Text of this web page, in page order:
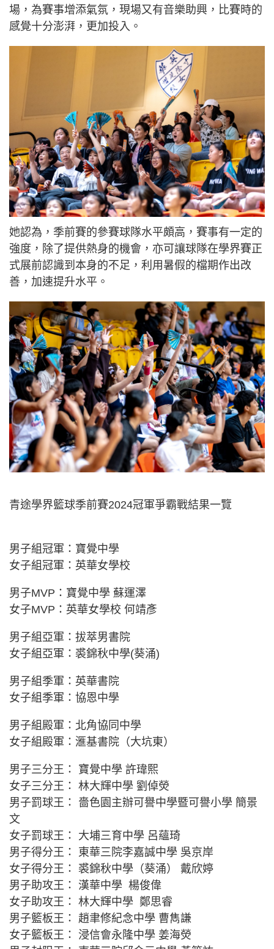
場，為賽事增添氣氛，現場又有音樂助興，比賽時的
感覺十分澎湃，更加投入。
她認為，季前賽的參賽球隊水平頗高，賽事有一定的
強度，除了提供熱身的機會，亦可讓球隊在學界賽正
式展前認識到本身的不足，利用暑假的檔期作出改
善，加速提升水平。
青途學界籃球季前賽2024冠軍爭霸戰結果一覽
男子組冠軍：寶覺中學
女子組冠軍：英華女學校
男子MVP：寶覺中學 蘇運澤
女子MVP：英華女學校 何靖彥
男子組亞軍：拔萃男書院
女子組亞軍：裘錦秋中學(葵涌)
男子組季軍：英華書院
女子組季軍：協恩中學
男子組殿軍：北角協同中學
女子組殿軍：滙基書院（大坑東）
男子三分王： 寶覺中學 許瑋熙
女子三分王： 林大輝中學 劉倬熒
男子罰球王： 嗇色園主辦可譽中學暨可譽小學 簡景
文
女子罰球王： 大埔三育中學 呂蘊琦
男子得分王： 東華三院李嘉誠中學 吳京岸
女子得分王： 裘錦秋中學（葵涌） 戴欣婷
男子助攻王： 漢華中學 楊俊偉
女子助攻王： 林大輝中學 鄭思睿
男子籃板王： 趙聿修紀念中學 曹雋謙
女子籃板王： 浸信會永隆中學 姜海熒